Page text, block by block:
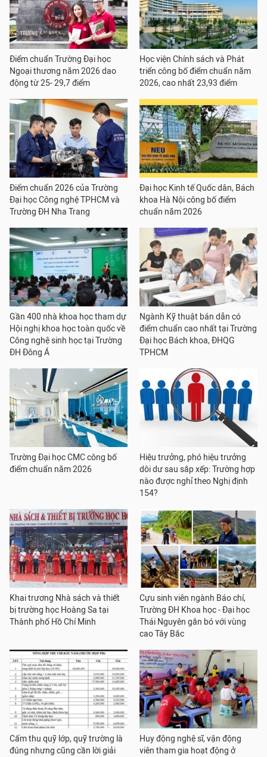
Điểm chuẩn Trường Đại học
Ngoại thương năm 2026 dao
động từ 25- 29,7 điểm
Học viện Chính sách và Phát
triển công bố điểm chuẩn năm
2026, cao nhất 23,93 điểm
Điểm chuẩn 2026 của Trường
Đại học Công nghệ TPHCM và
Trường ĐH Nha Trang
Đại học Kinh tế Quốc dân, Bách
khoa Hà Nội công bố điểm
chuẩn năm 2026
Gần 400 nhà khoa học tham dự
Hội nghị khoa học toàn quốc về
Công nghệ sinh học tại Trường
ĐH Đông Á
Ngành Kỹ thuật bán dẫn có
điểm chuẩn cao nhất tại Trường
Đại học Bách khoa, ĐHQG
TPHCM
Trường Đại học CMC công bố
điểm chuẩn năm 2026
Hiệu trưởng, phó hiệu trưởng
dôi dư sau sắp xếp: Trường hợp
nào được nghỉ theo Nghị định
154?
Khai trương Nhà sách và thiết
bị trường học Hoàng Sa tại
Thành phố Hồ Chí Minh
Cựu sinh viên ngành Báo chí,
Trường ĐH Khoa học - Đại học
Thái Nguyên gắn bó với vùng
cao Tây Bắc
Cấm thu quỹ lớp, quỹ trường là
đúng nhưng cũng cần lời giải
Huy động nghệ sĩ, vận động
viên tham gia hoạt động ở